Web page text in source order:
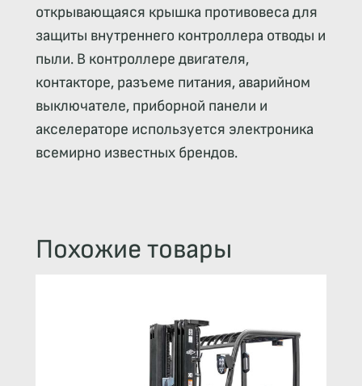
открывающаяся крышка противовеса для
защиты внутреннего контроллера отводы и
пыли. В контроллере двигателя,
контакторе, разъеме питания, аварийном
выключателе, приборной панели и
акселераторе используется электроника
всемирно известных брендов.
Похожие товары